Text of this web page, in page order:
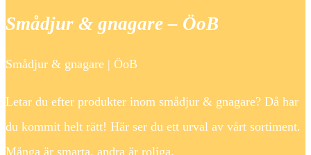
Smådjur & gnagare – ÖoB
Smådjur & gnagare | ÖoB
Letar du efter produkter inom smådjur & gnagare? Då har
du kommit helt rätt! Här ser du ett urval av vårt sortiment.
Många är smarta, andra är roliga.